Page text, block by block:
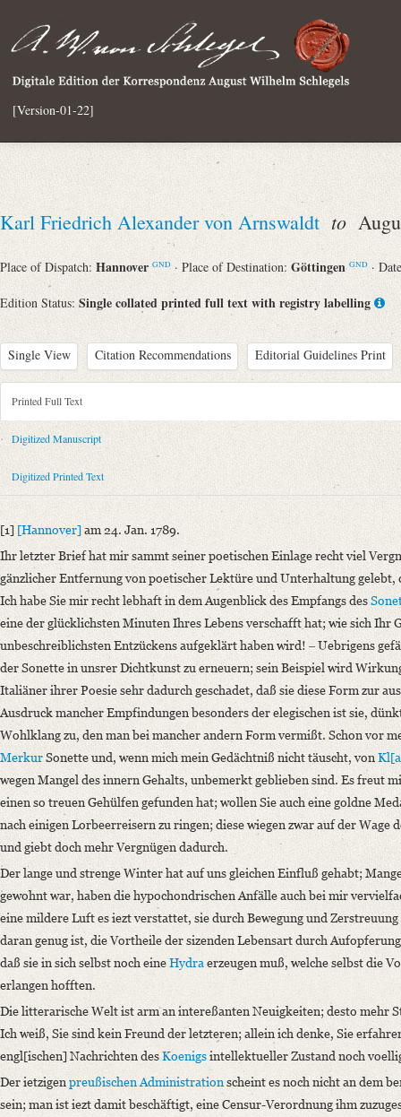
[Version-01-22]
Karl Friedrich Alexander von Arnswaldt to
Place of Dispatch: Hannover GND · Place of Destination: Göttingen GND ·
Edition Status: Single collated printed full text with registry labelling
Single View Citation Recommendations Editorial Guidelines Print
Metadata Concerning Header
Sender: Karl Friedrich Alexander von Arnswaldt
Recipient: August Wilhelm von Schlegel
Place of Dispatch: Hannover
Place of Destination: Göttingen
Notations: Empfangsort erschlossen.
Printed Text
Bibliography: Fiebiger, Otto: Briefe an August Wilhelm Schlegel. In:
Incipit: „[1] [Hannover] am 24. Jan. 1789.
Ihr letzter Brief hat mir sammt seiner poetischen Einlage recht viel
Manuscript
Provider: Dresden, Sächsische Landesbibliothek - Staats- und
OAI Id: DE-611-38970
Classification Number: Mscr.Dresd.e.90,XIX,Bd.1,Nr.20
Number of Pages: 4 S. auf Doppelbl., hs. m. U.
Format: 23,1 x 18,8 cm
Language
German
Printed Full Text
Digitized Manuscript
Digitized Printed Text
[1] [Hannover]am 24. Jan. 1789.
Ihr letzter Brief hat mir sammt seiner poetischen Einlage recht viel
gänzlicher Entfernung von poetischer Lektüre und Unterhaltung
Ich habe Sie mir recht lebhaft in dem Augenblick des Empfangs des
eine der glücklichsten Minuten Ihres Lebens verschafft hat; wie sich Ihr
unbeschreiblichsten Entzückens aufgeklärt haben wird! ‒ Uebrigens
der Sonette in unsrer Dichtkunst zu erneuern; sein Beispiel wird
Italiäner ihrer Poesie sehr dadurch geschadet, daß sie diese Form zur
Ausdruck mancher Empfindungen besonders der elegischen ist sie,
Wohlklang zu, den man bei mancher andern Form vermißt. Schon vor
MerkurSonette und, wenn mich mein Gedächtniß nicht täuscht, von
wegen Mangel des innern Gehalts, unbemerkt geblieben sind. Es freut
einen so treuen Gehülfen gefunden hat; wollen Sie auch eine goldne
nach einigen Lorbeerreisern zu ringen; diese wiegen zwar auf der Wage
und giebt doch mehr Vergnügen dadurch.
Der lange und strenge Winter hat auf uns gleichen Einfluß gehabt;
gewohnt war, haben die hypochondrischen Anfälle auch bei mir
eine mildere Luft es iezt verstattet, sie durch Bewegung und
daran genug ist, die Vortheile der sizenden Lebensart durch
daß sie in sich selbst noch eineHydra erzeugen muß, welche selbst die
erlangen hofften.
Die litterarische Welt ist arm an intereßanten Neuigkeiten; desto mehr
Ich weiß, Sie sind kein Freund der letzteren; allein ich denke, Sie
engl[ischen] Nachrichten desKoenigsintellektueller Zustand noch
Der ietzigenpreußischen Administrationscheint es noch nicht an dem
sein; man ist iezt damit beschäftigt, eine Censur-Verordnung ihm